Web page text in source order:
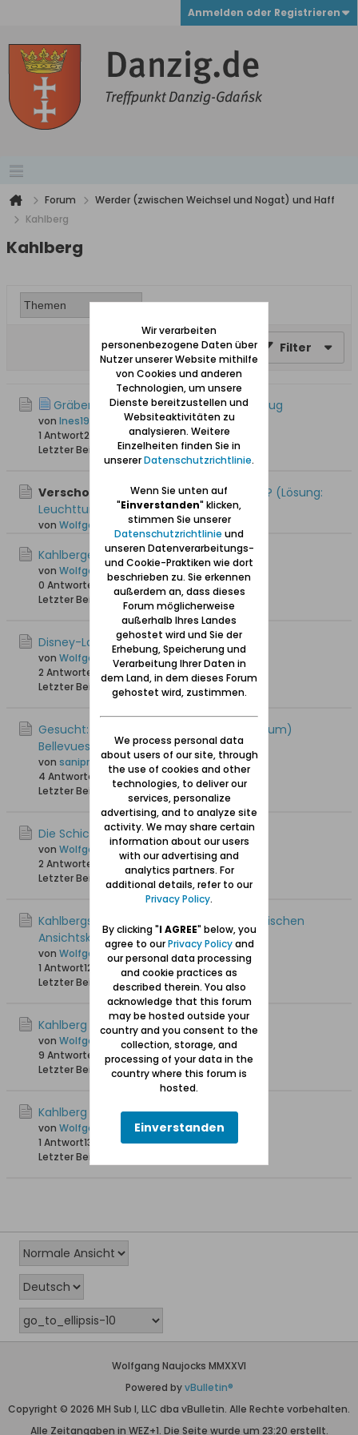
Anmelden oder Registrieren
Forum
Werder (zwischen Weichsel und Nogat) und Haff
Kahlberg
Kahlberg
Filter
Gräber Löwner & Wellm // Piaski/Neukrug
von Ines1980
1 Antwort2.712 Hits 0 Likes
Letzter Beitrag
16.08.2025, 07:18
Verschoben:
Rätsel: Was und wo ist das? (Lösung:
Leuchtturm Kahlberg)
von Wolfgang
Kahlberger Bierstiefel
von Wolfgang
0 Antworten
14.944 Hits 0 Likes
Letzter Beitrag
09.04.2015, 13:51
Disney-Land Kahlberg / Krynica Morska
von Wolfgang
2 Antworten
10.049 Hits 0 Likes
Letzter Beitrag
07.09.2014, 15:31
Gesucht: Kahlberg Hotel Außen (Eichelbaum)
Bellevuestraße
von sanipre
4 Antworten
13.518 Hits 0 Likes
Letzter Beitrag
24.08.2013, 19:54
Die Schichau-Villa in Kahlberg
von Wolfgang
2 Antworten
13.354 Hits0 Likes
Letzter Beitrag
18.06.2012, 08:25
Kahlbergs Hotel Kaiserhof auf einer historischen
Ansichtskarte
von Wolfgang
1 Antwort12.753 Hits0 Likes
Letzter Beitrag
17.06.2012, 22:07
Kahlberg / Krynica Morska im Frühling
von Wolfgang
9 Antworten
17.508 Hits0 Likes
Letzter Beitrag 09.06.2012, 16:16
Kahlberg Ostseestrand 1935
von Wolfgang
1 Antwort13.087 Hits0 Likes
Letzter Beitrag
Wolfgang Naujocks MMXXVI
Powered byvBulletin®
Copyright © 2026 MH Sub I, LLC dba vBulletin. Alle Rechte vorbehalten.
Alle Zeitangaben in WEZ+1. Die Seite wurde um 23:20 erstellt.
Wir verarbeiten
personenbezogene Daten über
Nutzer unserer Website mithilfe
von Cookies und anderen
Technologien, um unsere
Dienste bereitzustellen und
Websiteaktivitäten zu
analysieren. Weitere
Einzelheiten finden Sie in
unsererDatenschutzrichtlinie.
Wenn Sie unten auf
"Einverstanden" klicken,
stimmen Sie unserer
Datenschutzrichtlinie und
unseren Datenverarbeitungs-
und Cookie-Praktiken wie dort
beschrieben zu. Sie erkennen
außerdem an, dass dieses
Forum möglicherweise
außerhalb Ihres Landes
gehostet wird und Sie der
Erhebung, Speicherung und
Verarbeitung Ihrer Daten in
dem Land, in dem dieses Forum
gehostet wird, zustimmen.
We process personal data
about users of our site, through
the use of cookies and other
technologies, to deliver our
services, personalize
advertising, and to analyze site
activity. We may share certain
information about our users
with our advertising and
analytics partners. For
additional details, refer to our
Privacy Policy.
By clicking "I AGREE" below, you
agree to ourPrivacy Policyand
our personal data processing
and cookie practices as
described therein. You also
acknowledge that this forum
may be hosted outside your
country and you consent to the
collection, storage, and
processing of your data in the
country where this forum is
hosted.
Einverstanden